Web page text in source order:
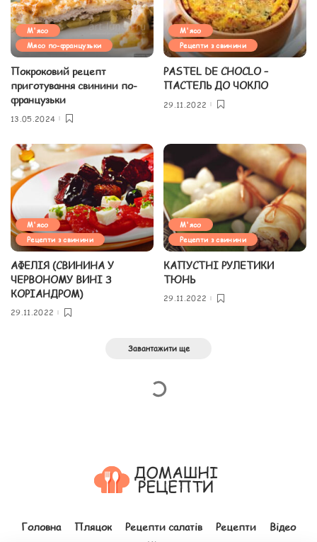
М'ясо
Мясо по-французьки
Покроковий рецепт
приготування свинини по-
французьки
13.05.2024
М'ясо
Рецепти з свинини
PASTEL DE CHOCLO –
ПАСТЕЛЬ ДО ЧОКЛО
29.11.2022
М'ясо
Рецепти з свинини
АФЕЛІЯ (СВИНИНА У
ЧЕРВОНОМУ ВИНІ З
КОРІАНДРОМ)
29.11.2022
М'ясо
Рецепти з свинини
КАПУСТНІ РУЛЕТИКИ
ТЮНЬ
29.11.2022
Завантажити ще
Головна Пляцок Рецепти салатів Рецепти
Відео